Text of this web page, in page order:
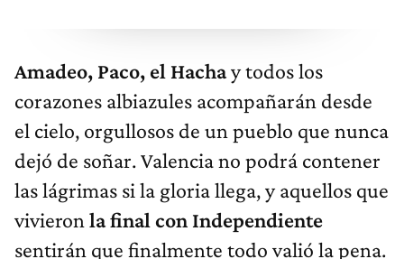
Amadeo, Paco, el Hachay todos los
corazones albiazules acompañarán desde
el cielo, orgullosos de un pueblo que nunca
dejó de soñar. Valencia no podrá contener
las lágrimas si la gloria llega, y aquellos que
vivieron la final con Independiente
sentirán que finalmente todo valió la pena.